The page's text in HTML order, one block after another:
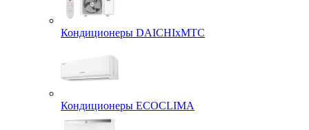
Кондиционеры DAICHIxMTC
Кондиционеры ECOCLIMA